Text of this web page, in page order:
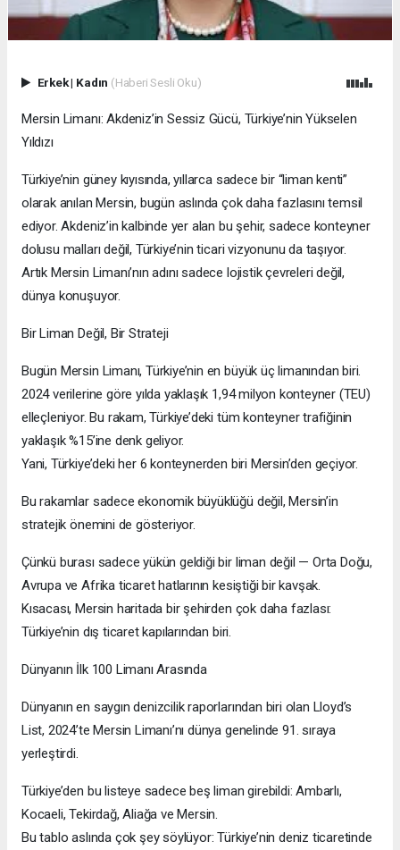
Erkek| Kadın (Haberi Sesli Oku)
Mersin Limanı: Akdeniz’in Sessiz Gücü, Türkiye’nin Yükselen
Yıldızı
Türkiye’nin güney kıyısında, yıllarca sadece bir “liman kenti”
olarak anılan Mersin, bugün aslında çok daha fazlasını temsil
ediyor. Akdeniz’in kalbinde yer alan bu şehir, sadece konteyner
dolusu malları değil, Türkiye’nin ticari vizyonunu da taşıyor.
Artık Mersin Limanı’nın adını sadece lojistik çevreleri değil,
dünya konuşuyor.
Bir Liman Değil, Bir Strateji
Bugün Mersin Limanı, Türkiye’nin en büyük üç limanından biri.
2024 verilerine göre yılda yaklaşık 1,94 milyon konteyner (TEU)
elleçleniyor. Bu rakam, Türkiye’deki tüm konteyner trafiğinin
yaklaşık %15’ine denk geliyor.
Yani, Türkiye’deki her 6 konteynerden biri Mersin’den geçiyor.
Bu rakamlar sadece ekonomik büyüklüğü değil, Mersin’in
stratejik önemini de gösteriyor.
Çünkü burası sadece yükün geldiği bir liman değil — Orta Doğu,
Avrupa ve Afrika ticaret hatlarının kesiştiği bir kavşak.
Kısacası, Mersin haritada bir şehirden çok daha fazlası:
Türkiye’nin dış ticaret kapılarından biri.
Dünyanın İlk 100 Limanı Arasında
Dünyanın en saygın denizcilik raporlarından biri olan Lloyd’s
List, 2024’te Mersin Limanı’nı dünya genelinde 91. sıraya
yerleştirdi.
Türkiye’den bu listeye sadece beş liman girebildi: Ambarlı,
Kocaeli, Tekirdağ, Aliağa ve Mersin.
Bu tablo aslında çok şey söylüyor: Türkiye’nin deniz ticaretinde